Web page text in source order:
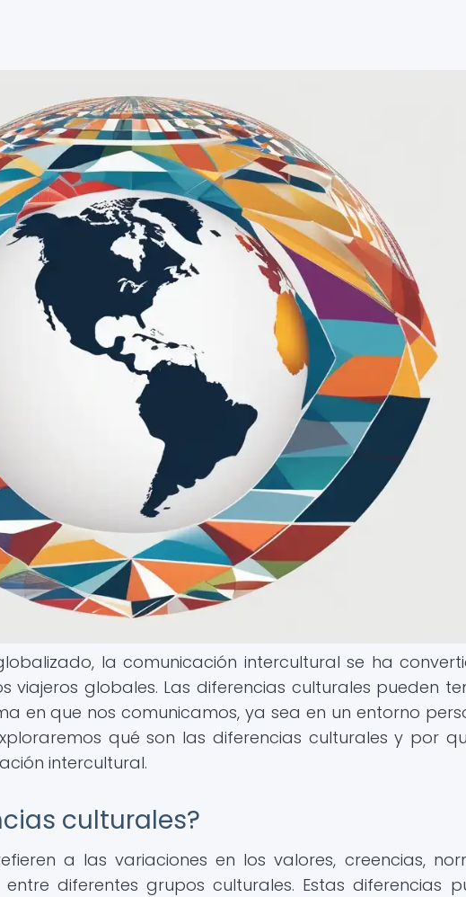
la comunicación intercultural se ha
viajeros globales. Las diferencias culturales pueden
en que nos comunicamos, ya sea en un entorno
qué son las diferencias culturales y por
intercultural.
culturales?
a las variaciones en los valores, creencias,
diferentes grupos culturales. Estas diferencias